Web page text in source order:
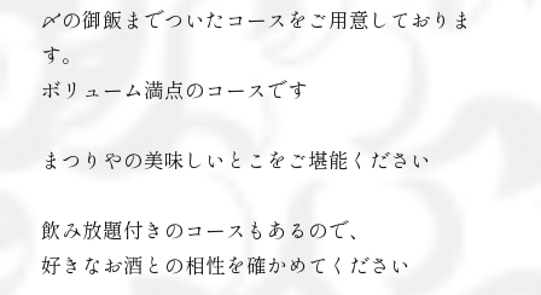
〆の御飯までついたコースをご用意しておりま
す。
ボリューム満点のコースです
まつりやの美味しいとこをご堪能ください
飲み放題付きのコースもあるので、
好きなお酒との相性を確かめてください